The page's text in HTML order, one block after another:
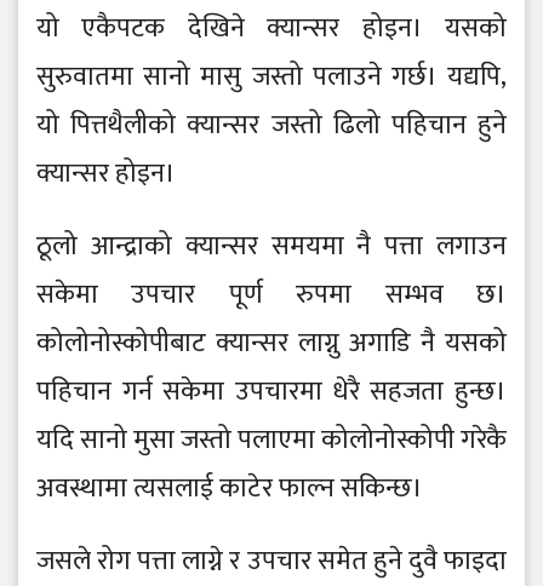
यो एकैपटक देखिने क्यान्सर होइन। यसको
सुरुवातमा सानो मासु जस्तो पलाउने गर्छ। यद्यपि,
यो पित्तथैलीको क्यान्सर जस्तो ढिलो पहिचान हुने
क्यान्सर होइन।
ठूलो आन्द्राको क्यान्सर समयमा नै पत्ता लगाउन
सकेमा उपचार पूर्ण रुपमा सम्भव छ।
कोलोनोस्कोपीबाट क्यान्सर लाग्नु अगाडि नै यसको
पहिचान गर्न सकेमा उपचारमा धेरै सहजता हुन्छ।
यदि सानो मुसा जस्तो पलाएमा कोलोनोस्कोपी गरेकै
अवस्थामा त्यसलाई काटेर फाल्न सकिन्छ।
जसले रोग पत्ता लाग्ने र उपचार समेत हुने दुवै फाइदा